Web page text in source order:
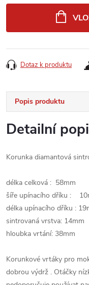
Dotaz k produktu
Popis produktu
Detailní
Korunka diamantová
délka celková : 58mm
šíře upínacího dříku :
délka upínacího dříku :
sintrovaná vrstva: 14mm
hloubka vrtání: 38mm
Korunkové vrtáky pro
dobrou výdrž . Otáčky